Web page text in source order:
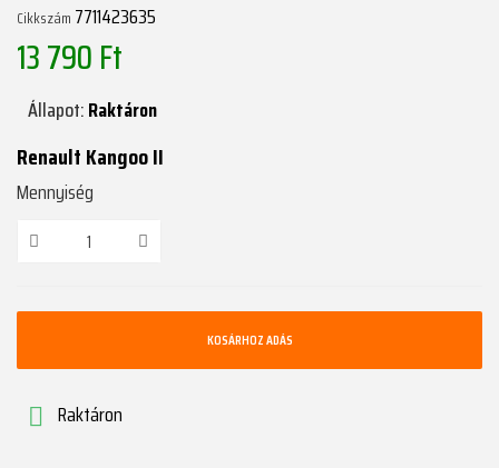
Cikkszám 7711423635
13 790 Ft
Állapot:Raktáron
Renault Kangoo II
Mennyiség
KOSÁRHOZ ADÁS
 Raktáron